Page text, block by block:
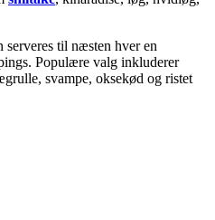
serveres til næsten hver en
Populære valg inkluderer
svampe, oksekød og ristet